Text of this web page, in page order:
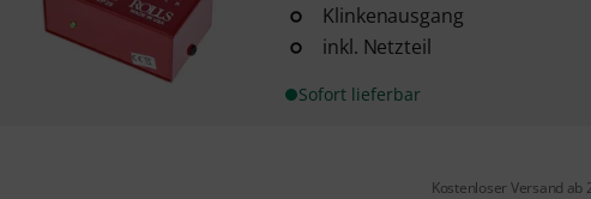
Klinkenausgang
inkl. Netzteil
Sofort lieferbar
Kostenloser Versand ab